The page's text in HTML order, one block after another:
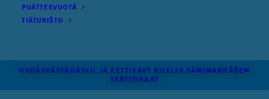
PUÁTTEEVUOTÂ
TIÄTUKIŠTO
OVDÂSVÁSTÁDÂSLII JÁ EETTISÁVT KILELIS SÄMI­MAĐHÂŠEM
SERTIFIKAAT